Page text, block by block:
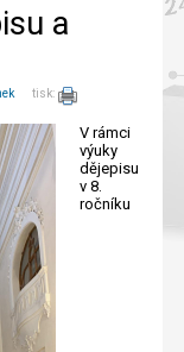
a
tisk:
V rámci
výuky
dějepisu
v 8.
ročníku